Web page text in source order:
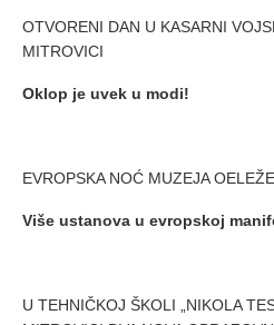
OTVORENI DAN U KASARNI
MITROVICI
Oklop je uvek u modi!
EVROPSKA NOĆ MUZEJA
Više ustanova u evropskoj
U TEHNIČKOJ ŠKOLI „NIKOLA